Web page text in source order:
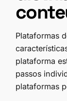
Plataformas
plataforma
passos
plataformas